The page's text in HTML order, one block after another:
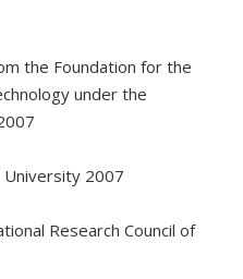
the Foundation for the
under the
University 2007
Research Council of